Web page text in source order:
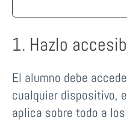
1. Hazlo
El alumno debe
cualquier dispositivo,
aplica sobre todo a